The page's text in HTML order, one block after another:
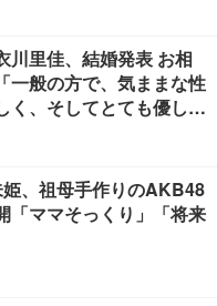
川里佳、結婚発表 お相
一般の方で、気ままな性
く、そしてとても優し
、祖母手作りのAKB48
「ママそっくり」「将来